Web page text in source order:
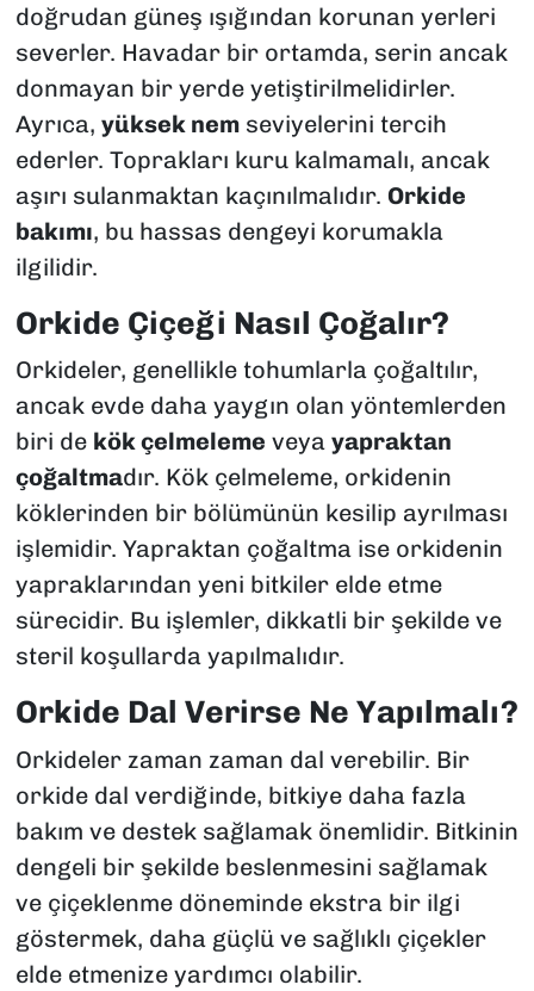
doğrudan güneş ışığından korunan yerleri
severler. Havadar bir ortamda, serin ancak
donmayan bir yerde yetiştirilmelidirler.
Ayrıca, yüksek nemseviyelerini tercih
ederler. Toprakları kuru kalmamalı, ancak
aşırı sulanmaktan kaçınılmalıdır. Orkide
bakımı, bu hassas dengeyi korumakla
ilgilidir.
Orkide Çiçeği Nasıl Çoğalır?
Orkideler, genellikle tohumlarla çoğaltılır,
ancak evde daha yaygın olan yöntemlerden
biri de kök çelmeleme veya yapraktan
çoğaltmadır. Kök çelmeleme, orkidenin
köklerinden bir bölümünün kesilip ayrılması
işlemidir. Yapraktan çoğaltma ise orkidenin
yapraklarından yeni bitkiler elde etme
sürecidir. Bu işlemler, dikkatli bir şekilde ve
steril koşullarda yapılmalıdır.
Orkide Dal Verirse Ne Yapılmalı?
Orkideler zaman zaman dal verebilir. Bir
orkide dal verdiğinde, bitkiye daha fazla
bakım ve destek sağlamak önemlidir. Bitkinin
dengeli bir şekilde beslenmesini sağlamak
ve çiçeklenme döneminde ekstra bir ilgi
göstermek, daha güçlü ve sağlıklı çiçekler
elde etmenize yardımcı olabilir.